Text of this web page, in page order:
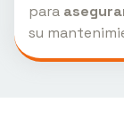
para
su